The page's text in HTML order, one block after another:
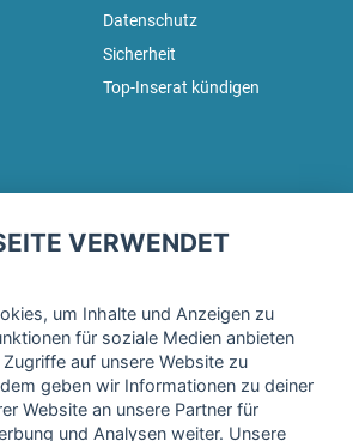
Datenschutz
Sicherheit
Top-Inserat kündigen
Newsletter ein und erhalte regelmäßig
meiner Daten, wie in der
der fitnessmarkt.de services GmbH
VERWENDET
um Inhalte und Anzeigen zu
für soziale Medien anbieten
auf unsere Website zu
geben wir Informationen zu deiner
Website an unsere Partner für
und Analysen weiter. Unsere